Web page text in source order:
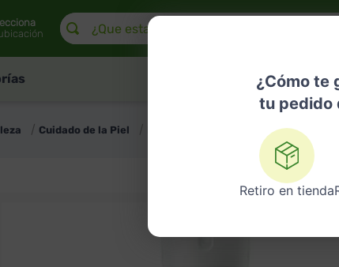
¿Cómo te
tu pedido
Retiro en tienda
¿Que estas buscando?
Nuestras Marcas
Cuidado de la Piel Desodorante